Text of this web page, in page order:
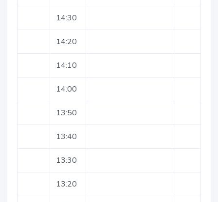
14:30
14:20
14:10
14:00
13:50
13:40
13:30
13:20